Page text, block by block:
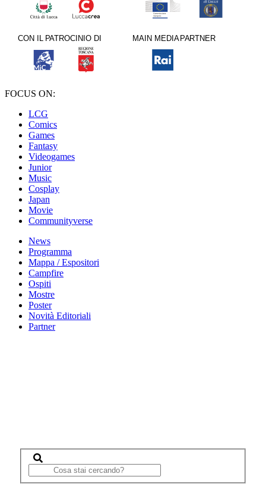
FOCUS ON:
LCG
Comics
Games
Fantasy
Videogames
Junior
Music
Cosplay
Japan
Movie
Communityverse
News
Programma
Mappa / Espositori
Campfire
Ospiti
Mostre
Poster
Novità Editoriali
Partner